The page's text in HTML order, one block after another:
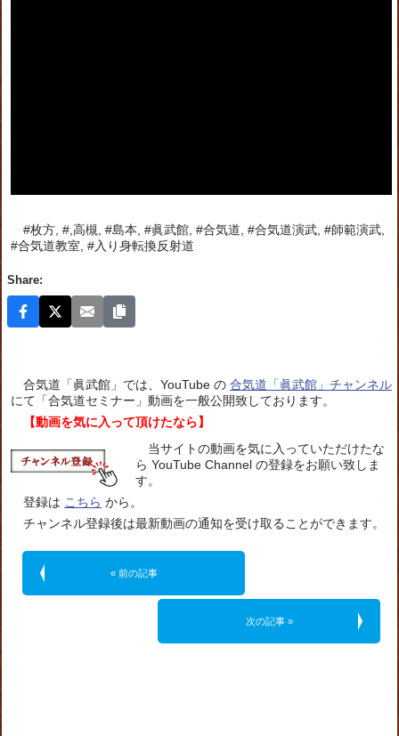
#枚方, #,高槻, #島本, #眞武館, #合気道, #合気道演武, #師範演武,
#合気道教室, #入り身転換反射道
Share:
合気道「眞武館」では、YouTube の 合気道「眞武館」チャンネル
にて「合気道セミナー」動画を一般公開致しております。
【動画を気に入って頂けたなら】
当サイトの動画を気に入っていただけたな
ら YouTube Channel の登録をお願い致しま
す。
登録は こちら から。
チャンネル登録後は最新動画の通知を受け取ることができます。
« 前の記事
次の記事 »